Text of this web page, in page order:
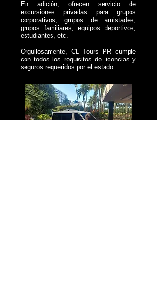
En adición, ofrecen servicio de
excursiones privadas para grupos
corporativos, grupos de amistades,
grupos familiares, equipos deportivos,
estudiantes, etc.
Orgullosamente, CL Tours PR cumple
con todos los requisitos de licencias y
seguros requeridos por el estado.